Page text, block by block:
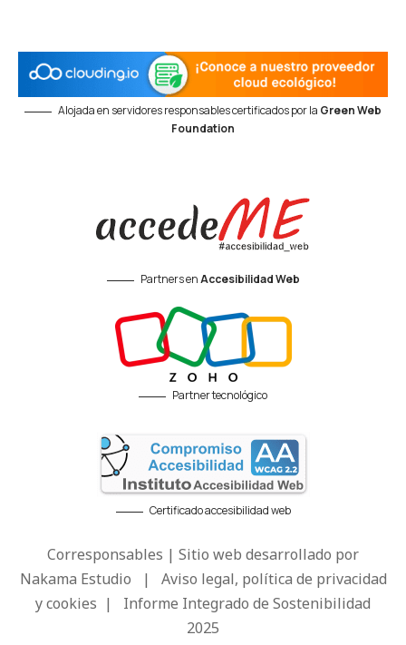
Alojada en servidores responsables certificados por la Green Web
Foundation
Partners enAccesibilidad Web
Partner tecnológico
Certificado accesibilidad web
Corresponsables | Sitio web desarrollado por
Nakama Estudio | Aviso legal, política de privacidad
y cookies | Informe Integrado de Sostenibilidad
2025